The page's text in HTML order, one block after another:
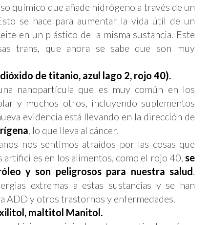
químico que añade hidrógeno a través de un
se hace para aumentar la vida útil de un
en un plástico de la misma sustancia. Este
trans, que ahora se sabe que son muy
de titanio, azul lago 2, rojo 40).
nanopartícula que es muy común en los
y muchos otros, incluyendo suplementos
evidencia está llevando en la dirección de
, lo que lleva al cáncer.
nos sentimos atraídos por las cosas que
artificiles en los alimentos, como el rojo 40, se
y son peligrosos para nuestra salud.
extremas a estas sustancias y se han
ADD y otros trastornos y enfermedades.
maltitol Manitol.